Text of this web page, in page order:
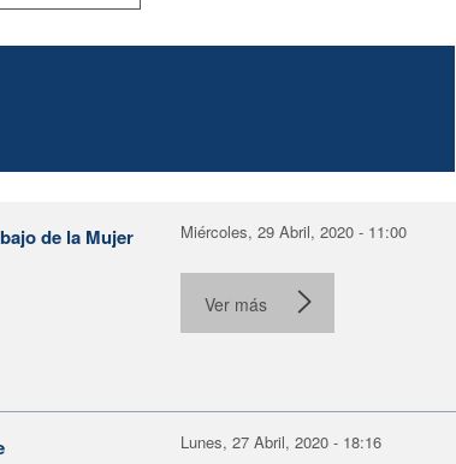
de la Mujer Miércoles, 29 Abril, 2020 - 11:00
Ver más
Lunes, 27 Abril, 2020 - 18:16